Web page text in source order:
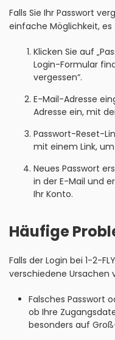
Falls Sie Ihr Passwort
einfache Möglichkeit, es
Klicken Sie auf
Login-Formular
vergessen“.
E-Mail-Adresse
Adresse ein, mit
Passwort-Reset-
mit einem Link,
Neues Passwort
in der E-Mail und
Ihr Konto.
Häufige
Falls der Login bei 1-2-
verschiedene Ursachen
Falsches Passwort
ob Ihre
besonders auf